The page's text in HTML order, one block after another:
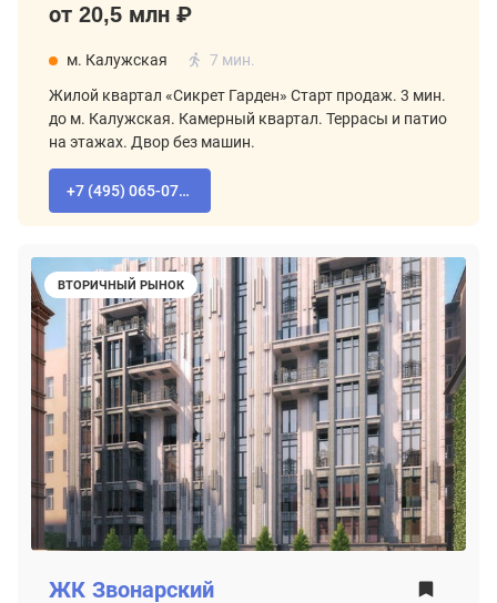
от 20,5 млн ₽
м. Калужская 7 мин.
Жилой квартал «Сикрет Гарден» Старт продаж. 3 мин.
до м. Калужская. Камерный квартал. Террасы и патио
на этажах. Двор без машин.
+7 (495) 065-07-55
ВТОРИЧНЫЙ РЫНОК
ЖК Звонарский